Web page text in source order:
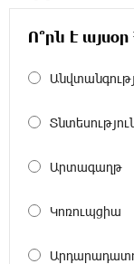
Սողոմոնյան
Մհեր
է
Ո՞րն է
Արտագաղթ
Կոռուպցիա